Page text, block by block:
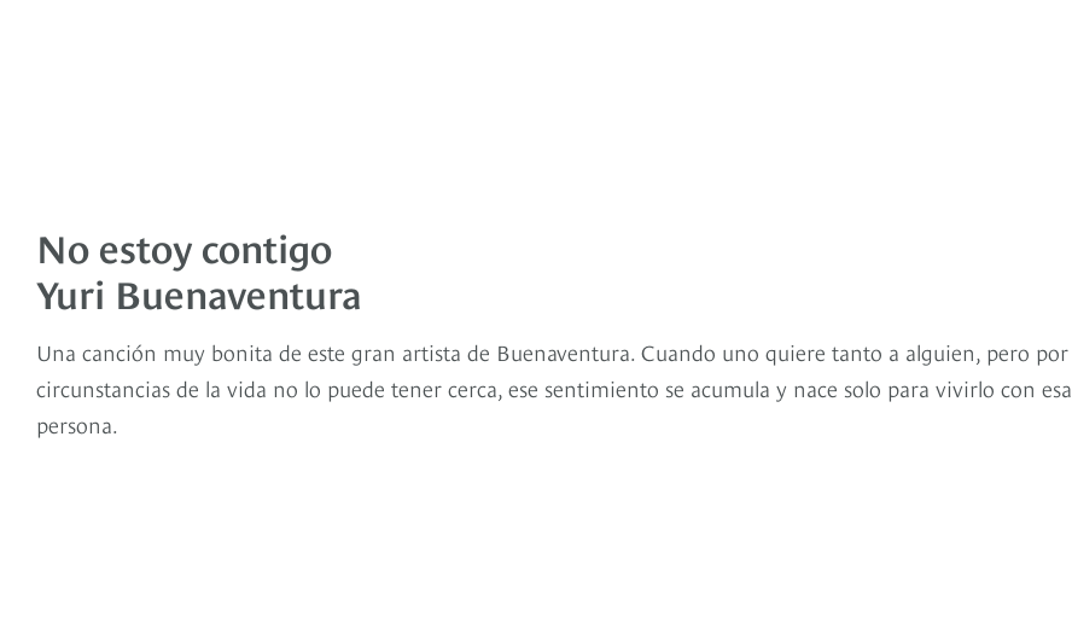
No estoy contigo
Yuri Buenaventura
Una canción muy bonita de este gran artista de Buenaventura. Cuando uno quiere tanto a alguien, pero por
circunstancias de la vida no lo puede tener cerca, ese sentimiento se acumula y nace solo para vivirlo con esa
persona.